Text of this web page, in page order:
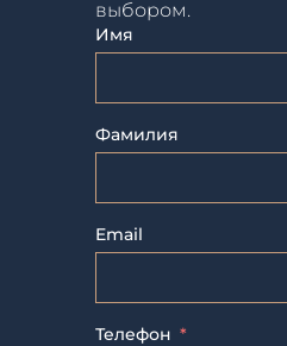
выбором.
Имя
Фамилия
Email
Телефон